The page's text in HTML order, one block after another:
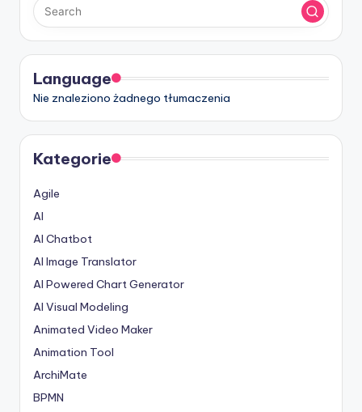
Language
Nie znaleziono żadnego tłumaczenia
Kategorie
Agile
AI
AI Chatbot
AI Image Translator
AI Powered Chart Generator
AI Visual Modeling
Animated Video Maker
Animation Tool
ArchiMate
BPMN